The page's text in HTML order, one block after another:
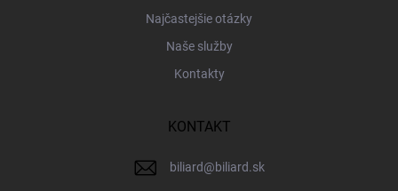
Najčastejšie otázky
Naše služby
Kontakty
KONTAKT
biliard@biliard.sk